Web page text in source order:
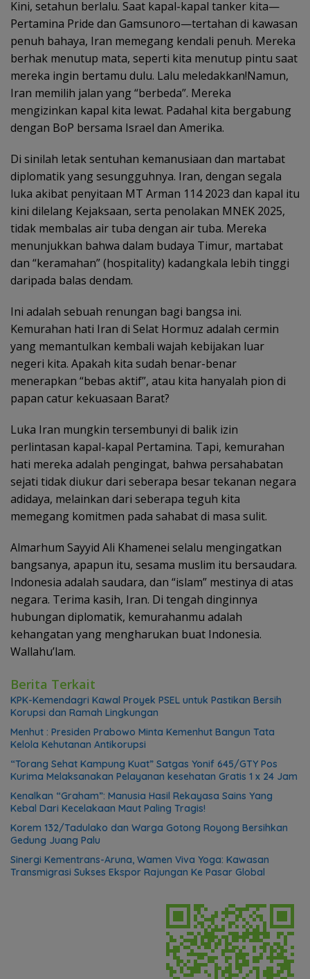
Kini, setahun berlalu. Saat kapal-kapal tanker kita—
Pertamina Pride dan Gamsunoro—tertahan di kawasan
penuh bahaya, Iran memegang kendali penuh. Mereka
berhak menutup mata, seperti kita menutup pintu saat
mereka ingin bertamu dulu. Lalu meledakkan!Namun,
Iran memilih jalan yang “berbeda”. Mereka
mengizinkan kapal kita lewat. Padahal kita bergabung
dengan BoP bersama Israel dan Amerika.
Di sinilah letak sentuhan kemanusiaan dan martabat
diplomatik yang sesungguhnya. Iran, dengan segala
luka akibat penyitaan MT Arman 114 2023 dan kapal itu
kini dilelang Kejaksaan, serta penolakan MNEK 2025,
tidak membalas air tuba dengan air tuba. Mereka
menunjukkan bahwa dalam budaya Timur, martabat
dan “keramahan” (hospitality) kadangkala lebih tinggi
daripada balas dendam.
Ini adalah sebuah renungan bagi bangsa ini.
Kemurahan hati Iran di Selat Hormuz adalah cermin
yang memantulkan kembali wajah kebijakan luar
negeri kita. Apakah kita sudah benar-benar
menerapkan “bebas aktif”, atau kita hanyalah pion di
papan catur kekuasaan Barat?
Luka Iran mungkin tersembunyi di balik izin
perlintasan kapal-kapal Pertamina. Tapi, kemurahan
hati mereka adalah pengingat, bahwa persahabatan
sejati tidak diukur dari seberapa besar tekanan negara
adidaya, melainkan dari seberapa teguh kita
memegang komitmen pada sahabat di masa sulit.
Almarhum Sayyid Ali Khamenei selalu mengingatkan
bangsanya, apapun itu, sesama muslim itu bersaudara.
Indonesia adalah saudara, dan “islam” mestinya di atas
negara. Terima kasih, Iran. Di tengah dinginnya
hubungan diplomatik, kemurahanmu adalah
kehangatan yang mengharukan buat Indonesia.
Wallahu’lam.
Berita Terkait
KPK-Kemendagri Kawal Proyek PSEL untuk Pastikan Bersih
Korupsi dan Ramah Lingkungan
Menhut : Presiden Prabowo Minta Kemenhut Bangun Tata
Kelola Kehutanan Antikorupsi
“Torang Sehat Kampung Kuat” Satgas Yonif 645/GTY Pos
Kurima Melaksanakan Pelayanan kesehatan Gratis 1 x 24 Jam
Kenalkan “Graham”: Manusia Hasil Rekayasa Sains Yang
Kebal Dari Kecelakaan Maut Paling Tragis!
Korem 132/Tadulako dan Warga Gotong Royong Bersihkan
Gedung Juang Palu
Sinergi Kementrans-Aruna, Wamen Viva Yoga: Kawasan
Transmigrasi Sukses Ekspor Rajungan Ke Pasar Global